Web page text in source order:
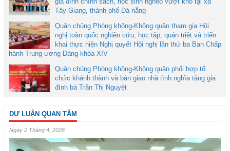
Tây Giang, thành phố Đà nẵng
Quân chủng Phòng không-Không quân tham gia Hội
nghị toàn quốc nghiên cứu, học tập, quán triệt và triển
khai thực hiện Nghị quyết Hội nghị lần thứ ba Ban Chấp
hành Trung ương Đảng khóa XIV
Quân chủng Phòng không-Không quân phối hợp tổ
chức khánh thành và bàn giao nhà tình nghĩa tặng gia
đình bà Trần Thị Nguyệt
DƯ LUẬN QUAN TÂM
Ngày 2 Tháng 4, 2026